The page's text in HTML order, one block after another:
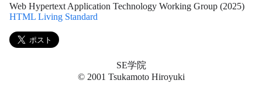
Web Hypertext Application Technology Working Group (2025)
HTML Living Standard
SE学院
© 2001 Tsukamoto Hiroyuki